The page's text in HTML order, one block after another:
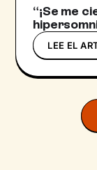
“¡Se me
LEE EL